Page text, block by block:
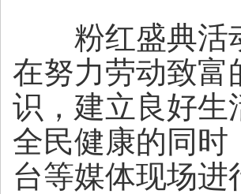
粉红盛典活动
在努力劳动致富
识，建立良好生
全民健康的同时
台等媒体现场进